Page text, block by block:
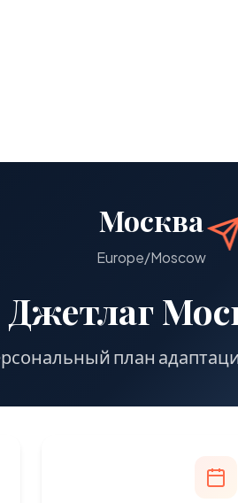
Москва
Europe/Moscow
Джетлаг
план